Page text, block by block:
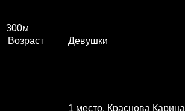
300м
Возраст
Девушки
1 место. Краснова Карина